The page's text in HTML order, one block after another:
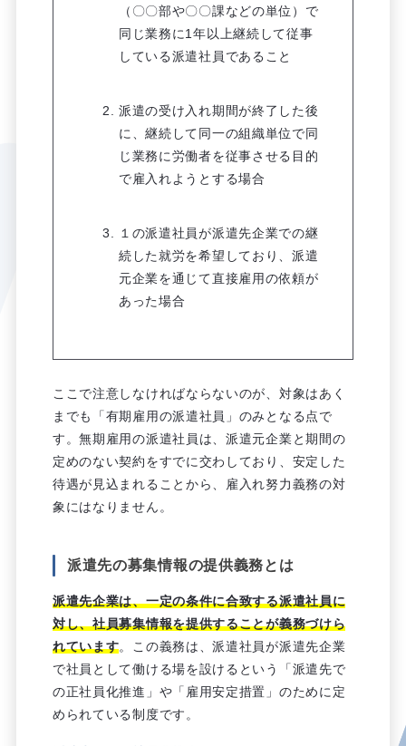
（〇〇部や〇〇課などの単位）で
同じ業務に1年以上継続して従事
している派遣社員であること
派遣の受け入れ期間が終了した後
に、継続して同一の組織単位で同
じ業務に労働者を従事させる目的
で雇入れようとする場合
１の派遣社員が派遣先企業での継
続した就労を希望しており、派遣
元企業を通じて直接雇用の依頼が
あった場合
ここで注意しなければならないのが、対象はあく
までも「有期雇用の派遣社員」のみとなる点で
す。無期雇用の派遣社員は、派遣元企業と期間の
定めのない契約をすでに交わしており、安定した
待遇が見込まれることから、雇入れ努力義務の対
象にはなりません。
派遣先の募集情報の提供義務とは
派遣先企業は、一定の条件に合致する派遣社員に
対し、社員募集情報を提供することが義務づけら
れています。この義務は、派遣社員が派遣先企業
で社員として働ける場を設けるという「派遣先で
の正社員化推進」や「雇用安定措置」のために定
められている制度です。